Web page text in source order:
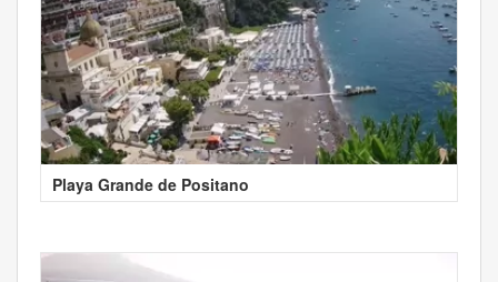
Playa Grande de Positano